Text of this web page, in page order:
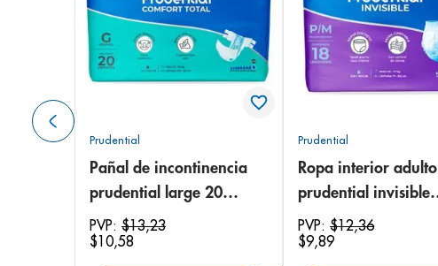
Prudential
Pañal de incontinencia
prudential large 20
unidades
PVP: $13,23
$10,58
Prudential
Ropa interior adulto
prudential invisible
small/medium 18
unidades
PVP:$12,36
$9,89